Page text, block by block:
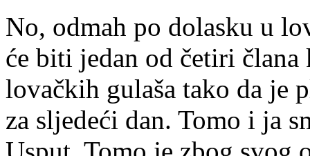
No, odmah po dolasku u
će biti jedan od četiri
lovačkih gulaša tako da je
za sljedeći dan. Tomo i ja